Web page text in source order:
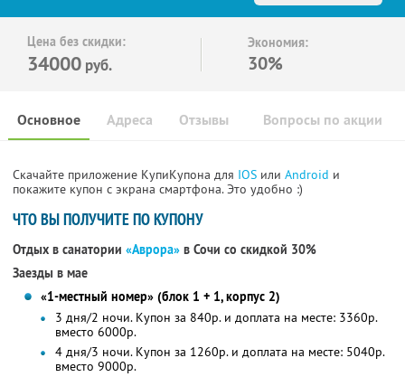
Цена без скидки:
34000 руб.
Экономия:
30%
Основное Отзывы Вопросы по акции
Адреса
Скачайте приложение КупиКупона для IOS или Android и
покажите купон с экрана смартфона. Это удобно :)
ЧТО ВЫ ПОЛУЧИТЕ ПО КУПОНУ
Отдых в санатории «Аврора» в Сочи со скидкой 30%
Заезды в мае
«1-местный номер» (блок 1 + 1, корпус 2)
3 дня/2 ночи. Купон за 840р. и доплата на месте: 3360р.
вместо 6000р.
4 дня/3 ночи. Купон за 1260р. и доплата на месте: 5040р.
вместо 9000р.